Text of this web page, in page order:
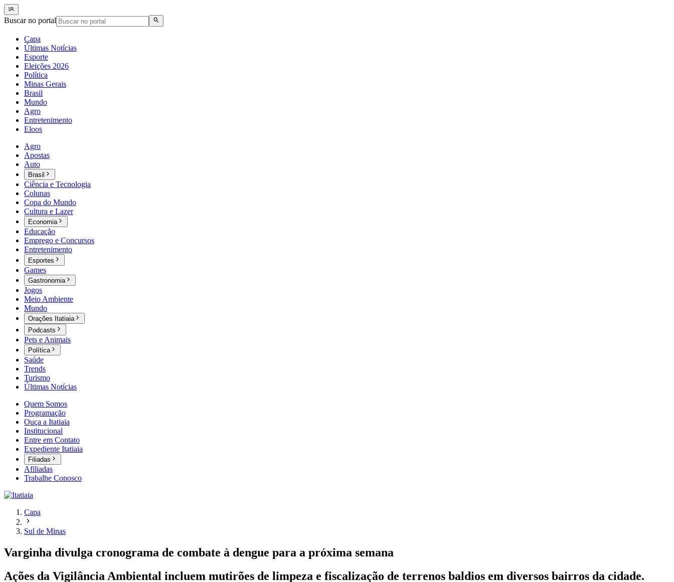
Buscar no portal
Capa
Últimas Notícias
Esporte
Eleições 2026
Política
Minas Gerais
Brasil
Mundo
Agro
Entretenimento
Eloos
Agro
Apostas
Auto
Brasil
Ciência e Tecnologia
Colunas
Copa do Mundo
Cultura e Lazer
Economia
Educação
Emprego e Concursos
Entretenimento
Esportes
Games
Gastronomia
Jogos
Meio Ambiente
Mundo
Orações Itatiaia
Podcasts
Pets e Animais
Política
Saúde
Trends
Turismo
Últimas Notícias
Quem Somos
Programação
Ouça a Itatiaia
Institucional
Entre em Contato
Expediente Itatiaia
Filiadas
Afiliadas
Trabalhe Conosco
Capa
Sul de Minas
Varginha divulga cronograma de combate à dengue para a próxima semana
Ações da Vigilância Ambiental incluem mutirões de limpeza e fiscalização de terrenos baldios em diversos bairros da cidade.